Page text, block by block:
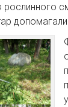
рослинного
допомагали